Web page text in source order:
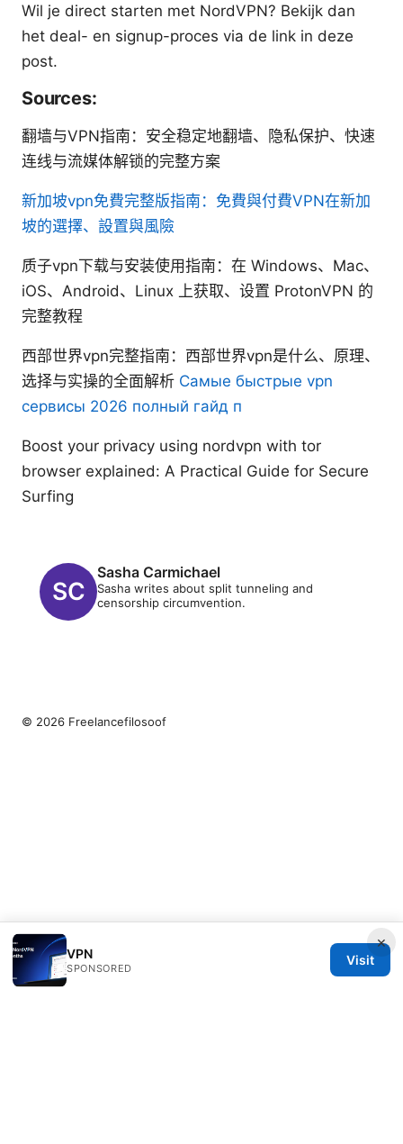
Wil je direct starten met NordVPN? Bekijk dan
het deal- en signup-proces via de link in deze
post.
Sources:
翻墙与VPN指南：安全稳定地翻墙、隐私保护、快速
连线与流媒体解锁的完整方案
新加坡vpn免費完整版指南：免費與付費VPN在新加
坡的選擇、設置與風險
质子vpn下载与安装使用指南：在 Windows、Mac、
iOS、Android、Linux 上获取、设置 ProtonVPN 的
完整教程
西部世界vpn完整指南：西部世界vpn是什么、原理、
选择与实操的全面解析 Самые быстрые vpn
сервисы 2026 полный гайд п
Boost your privacy using nordvpn with tor
browser explained: A Practical Guide for Secure
Surfing
Sasha Carmichael
Sasha writes about split tunneling and
censorship circumvention.
×
VPN
SPONSORED
Visit
© 2026 Freelancefilosoof